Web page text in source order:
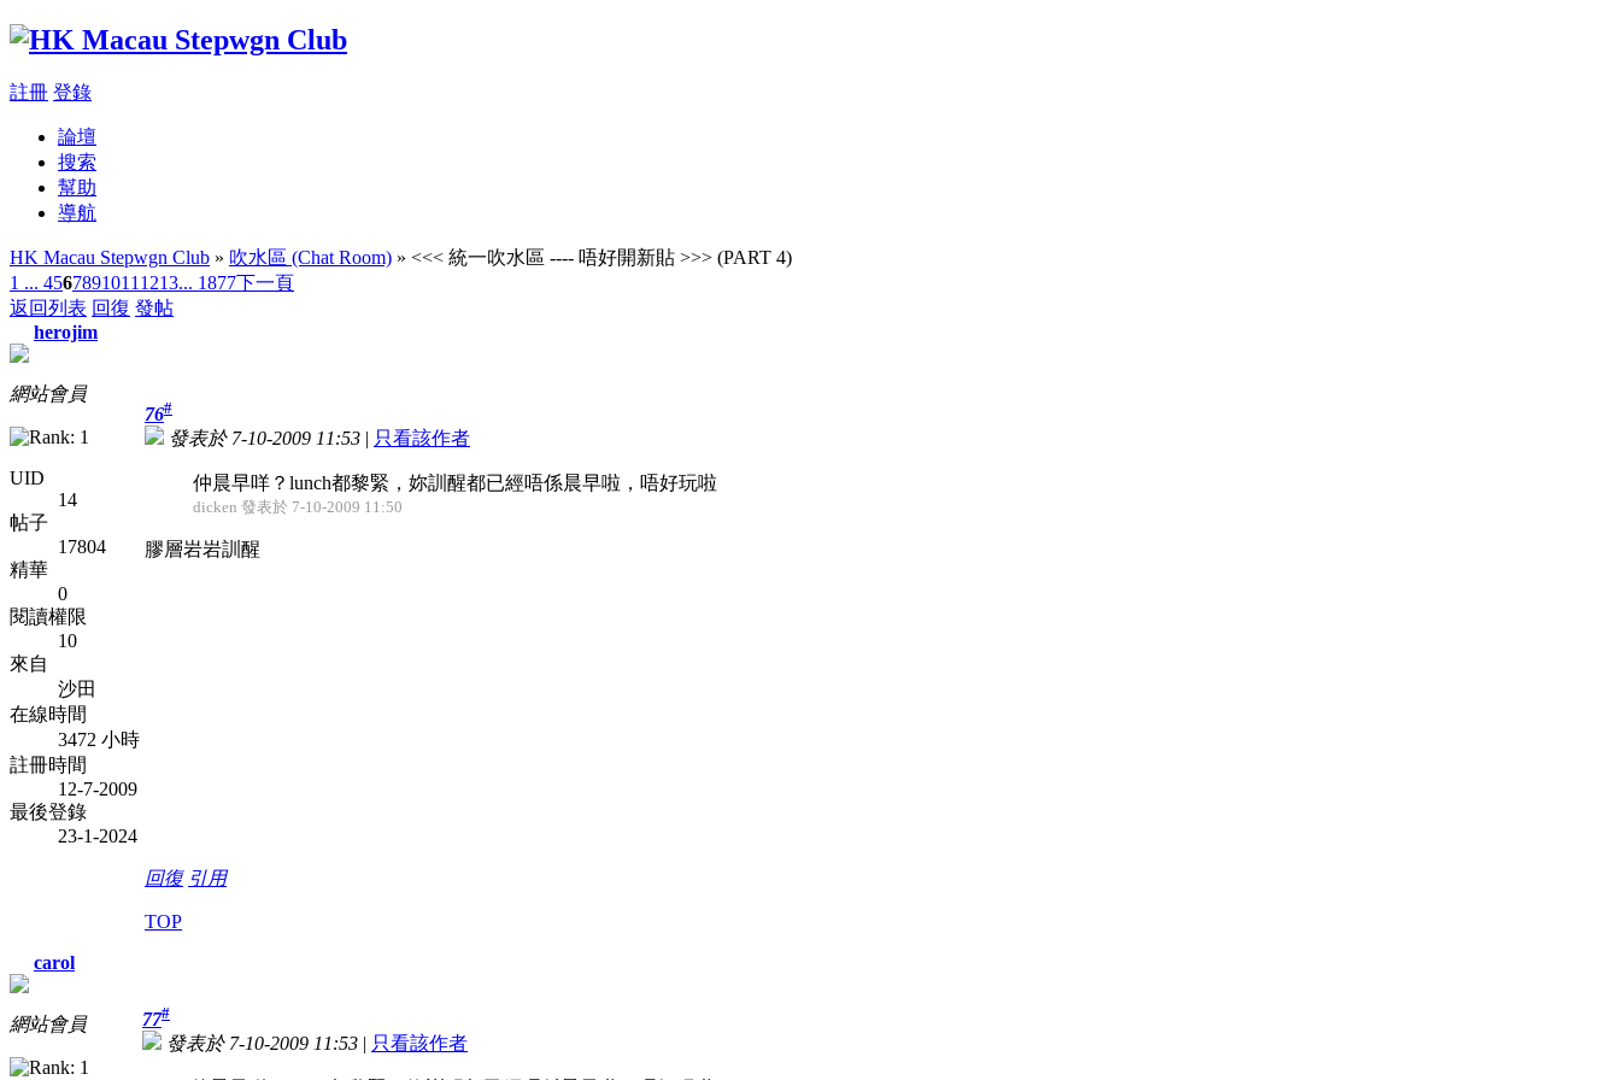
註冊 登錄
論壇
搜索
幫助
導航
HK Macau Stepwgn Club » 吹水區 (Chat Room) » <<< 統一吹水區 ---- 唔好開新貼 >>> (PART 4)
1 ... 4567891011 1213... 1877下一頁
返回列表 回復 發帖
herojim
網站會員
UID
14
帖子
17804
精華
0
閱讀權限
10
來自
沙田
在線時間
3472 小時
註冊時間
12-7-2009
最後登錄
23-1-2024
76#
發表於 7-10-2009 11:53 | 只看該作者
仲晨早咩？lunch都黎緊，妳訓醒都已經唔係晨早啦，唔好玩啦
dicken 發表於 7-10-2009 11:50
膠層岩岩訓醒
回復 引用
TOP
carol
網站會員 77#
發表於 7-10-2009 11:53 | 只看該作者